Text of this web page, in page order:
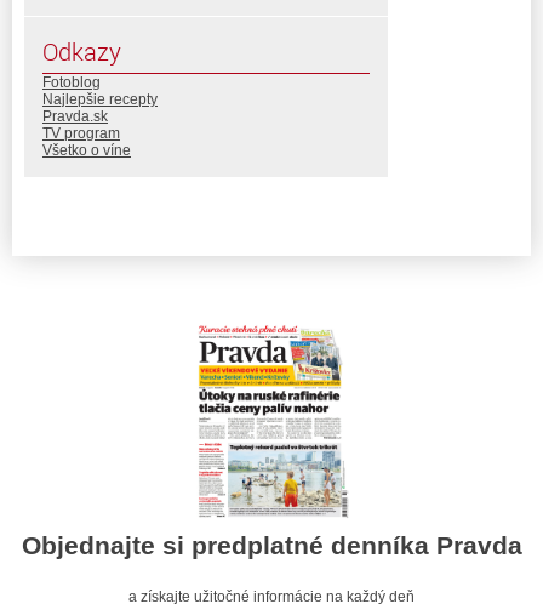
Odkazy
Fotoblog
Najlepšie recepty
Pravda.sk
TV program
Všetko o víne
Objednajte si predplatné denníka Pravda
a získajte užitočné informácie na každý deň